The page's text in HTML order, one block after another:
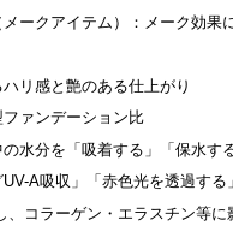
ークアイテム）：メーク効果
リ感と艶のある仕上がり
ァンデーション比
水分を「吸着する」「保水す
A吸収」「赤色光を透過する
、コラーゲン・エラスチン等に